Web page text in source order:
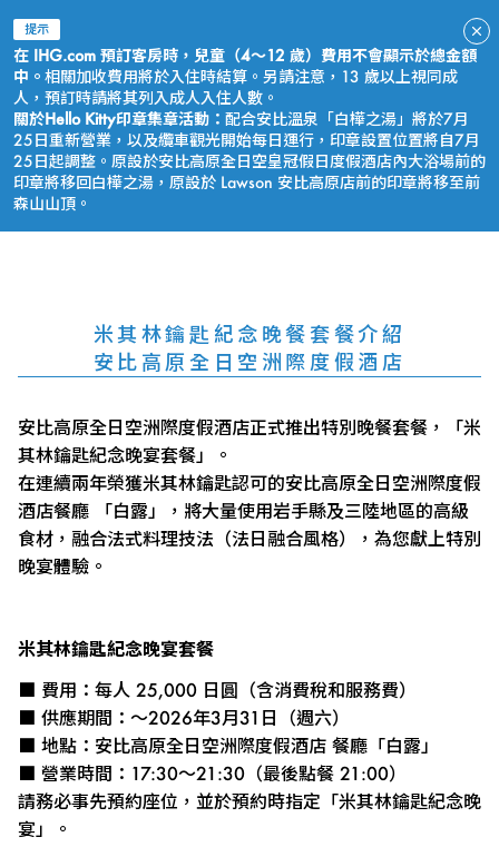
提示
在 IHG.com 預訂客房時，兒童（4～12 歲）費用不會顯示於總金額
中。 相關加收費用將於入住時結算。另請注意，13 歲以上視同成
人，預訂時請將其列入成人入住人數。
關於Hello Kitty印章集章活動： 配合安比溫泉「白樺之湯」將於7月
25日重新營業，以及纜車觀光開始每日運行，印章設置位置將自7月
25日起調整。原設於安比高原全日空皇冠假日度假酒店內大浴場前的
印章將移回白樺之湯，原設於 Lawson 安比高原店前的印章將移至前
森山山頂。
米其林鑰匙紀念晚餐套餐介紹
安比高原全日空洲際度假酒店
安比高原全日空洲際度假酒店正式推出特別晚餐套餐，「米
其林鑰匙紀念晚宴套餐」。
在連續兩年榮獲米其林鑰匙認可的安比高原全日空洲際度假
酒店餐廳 「白露」，將大量使用岩手縣及三陸地區的高級
食材，融合法式料理技法（法日融合風格），為您獻上特別
晚宴體驗。
米其林鑰匙紀念晚宴套餐
■ 費用：每人 25,000 日圓（含消費稅和服務費）
■ 供應期間：～2026年3月31日（週六）
■ 地點：安比高原全日空洲際度假酒店 餐廳「白露」
■ 營業時間：17:30～21:30（最後點餐 21:00）
請務必事先預約座位，並於預約時指定「米其林鑰匙紀念晚
宴」。